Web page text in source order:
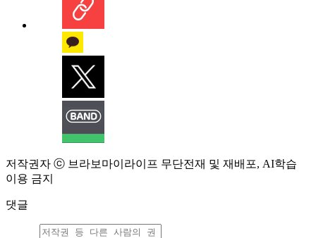
저작권자 ⓒ 브라보마이라이프 무단전재 및 재배포, AI학습
이용 금지
댓글